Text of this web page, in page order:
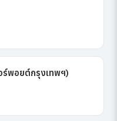
ร์พอยต์กรุงเทพฯ)